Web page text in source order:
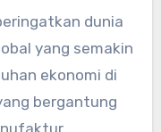
dunia
yang semakin
ekonomi di
bergantung